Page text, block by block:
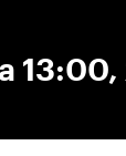
13:00,